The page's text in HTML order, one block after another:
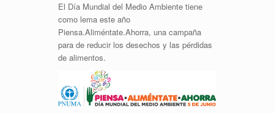
El Día Mundial del Medio Ambiente tiene
como lema este año
Piensa.Aliméntate.Ahorra, una campaña
para de reducir los desechos y las pérdidas
de alimentos.